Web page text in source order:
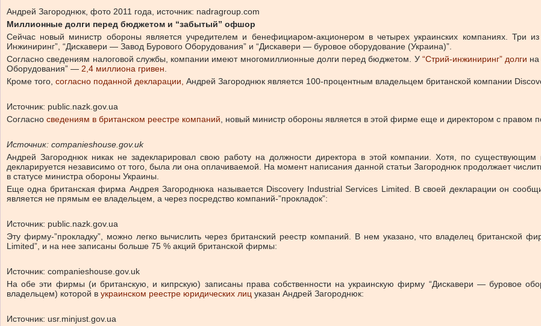
Андрей Загороднюк, фото 2011 года, источник: nadragroup.com
Миллионные долги перед бюджетом и “забытый” офшор
Сейчас новый министр обороны является учредителем и бенефициаром-акционером в четырех украинских компаниях. Три
Инжиниринг”, “Дискавери — Завод Бурового Оборудования” и “Дискавери — буровое оборудование (Украина)”.
Согласно сведениям налоговой службы, компании имеют многомиллионные долги перед бюджетом. У“Стрий-инжиниринг” долги на
Оборудования” — 2,4 миллиона гривен
Кроме того, согласно поданной декларации, Андрей Загороднюк является 100-процентным владельцем британской компании
Источник: public.nazk.gov.ua
Согласно сведениям в британском реестре компаний , новый министр обороны является в этой фирме еще и директором с правом
Источник: companieshouse.gov.uk
Андрей Загороднюк никак не задекларировал свою работу на должности директора в этой компании. Хотя, по существующим
декларируется независимо от того, была ли она оплачиваемой. На момент написания данной статьи Загороднюк продолжает
в статусе министра обороны Украины.
Еще одна британская фирма Андрея Загороднюка называется Discovery Industrial Services Limited. В своей декларации он
является не прямым ее владельцем, а через посредство компаний-”прокладок”:
Источник: public.nazk.gov.ua
Эту фирму-”прокладку”, можно легко вычислить через британский реестр компаний. В нем указано, что владелец британской
Limited”, и на нее записаны больше 75 % акций британской фирмы:
Источник: companieshouse.gov.uk
На обе эти фирмы (и британскую, и кипрскую) записаны права собственности на украинскую фирму “Дискавери — буровое
владельцем) которой в украинском реестре юридических лиц указан Андрей Загороднюк:
Источник: usr.minjust.gov.ua